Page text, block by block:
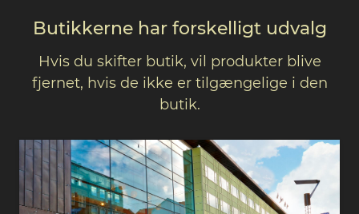
Butikkerne har forskelligt udvalg
Hvis du skifter butik, vil produkter blive
fjernet, hvis de ikke er tilgængelige i den
butik.